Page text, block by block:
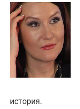
история.